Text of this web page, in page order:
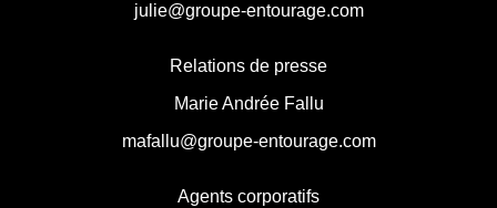
julie@groupe-entourage.com
Relations de presse
Marie Andrée Fallu
mafallu@groupe-entourage.com
Agents corporatifs